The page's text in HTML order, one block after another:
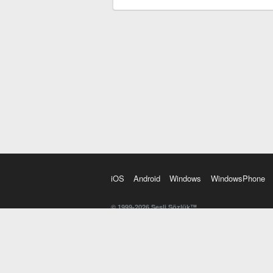
iOS Android Windows WindowsPhone
© 1999-2026 Sesli Sözlük™